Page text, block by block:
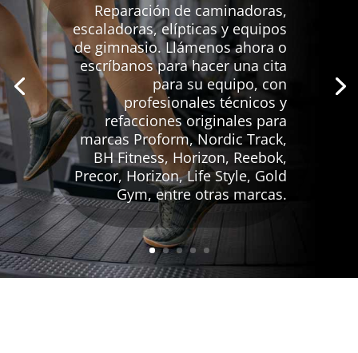
Reparación de caminadoras,
escaladoras, elípticas y equipos
de gimnasio. Llámenos ahora o
escríbanos para hacer una cita
para su equipo, con
profesionales técnicos y
refacciones originales para
marcas Proform, Nordic Track,
BH Fitness, Horizon, Reebok,
Precor, Horizon, Life Style, Gold
Gym, entre otras marcas.